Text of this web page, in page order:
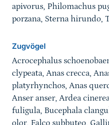
apivorus, Philomachus
porzana, Sterna hirundo,
Zugvögel
Acrocephalus
clypeata, Anas crecca,
platyrhynchos, Anas
Anser anser, Ardea
fuligula, Bucephala